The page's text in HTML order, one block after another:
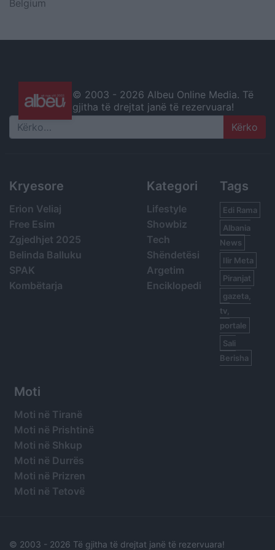
Belgium
© 2003 - 2026 Albeu Online Media. Të
gjitha të drejtat janë të rezervuara!
Search
Kryesore
Erion Veliaj
Free Esim
Zgjedhjet 2025
Belinda Balluku
SPAK
Kombëtarja
Kategori
Lifestyle
Showbiz
Tech
Shëndetësi
Argetim
Enciklopedi
Tags
Edi Rama
Albania
News
Ilir Meta
Piranjat
gazeta,
tv,
portale
Sali
Berisha
Moti
Moti në Tiranë
Moti në Prishtinë
Moti në Shkup
Moti në Durrës
Moti në Prizren
Moti në Tetovë
© 2003 - 2026 Të gjitha të drejtat janë të rezervuara!